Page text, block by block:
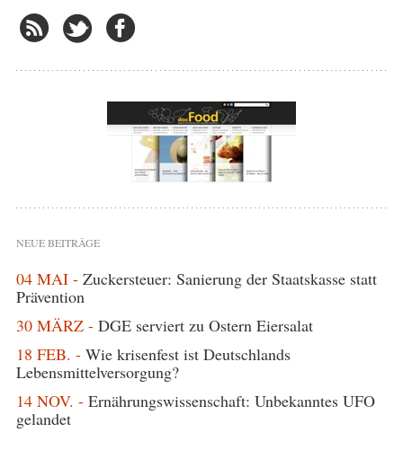
NEUE BEITRÄGE
04 MAI - Zuckersteuer: Sanierung der Staatskasse statt
Prävention
30 MÄRZ - DGE serviert zu Ostern Eiersalat
18 FEB. - Wie krisenfest ist Deutschlands
Lebensmittelversorgung?
14 NOV. - Ernährungswissenschaft: Unbekanntes UFO
gelandet